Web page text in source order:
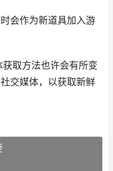
会作为新道具加入游
取方法也许会有所变
交媒体，以获取新鲜